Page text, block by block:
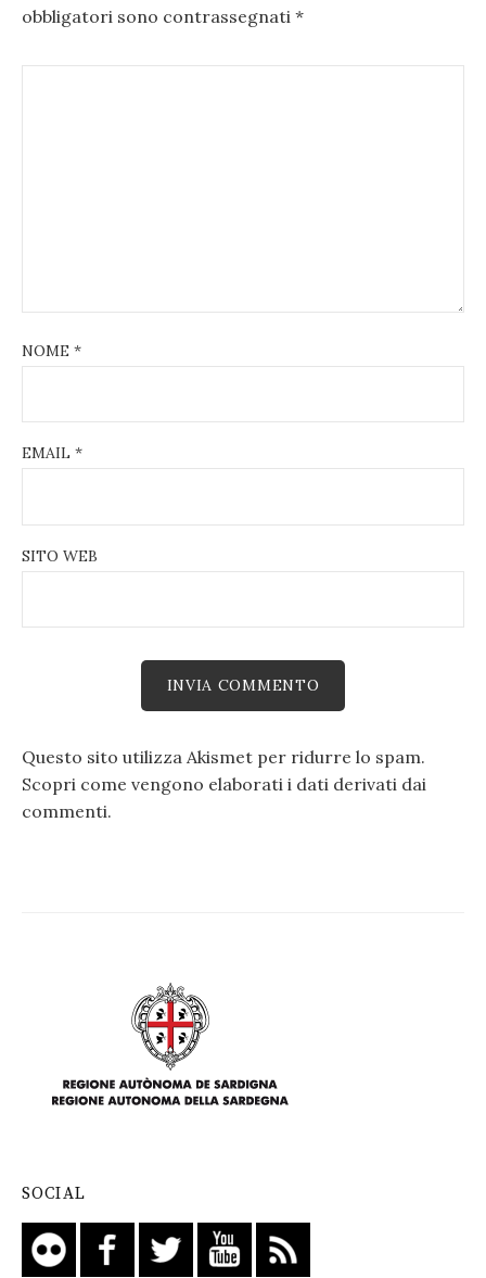
obbligatori sono contrassegnati *
NOME *
EMAIL *
SITO WEB
Questo sito utilizza Akismet per ridurre lo spam.
Scopri come vengono elaborati i dati derivati dai
commenti.
SOCIAL